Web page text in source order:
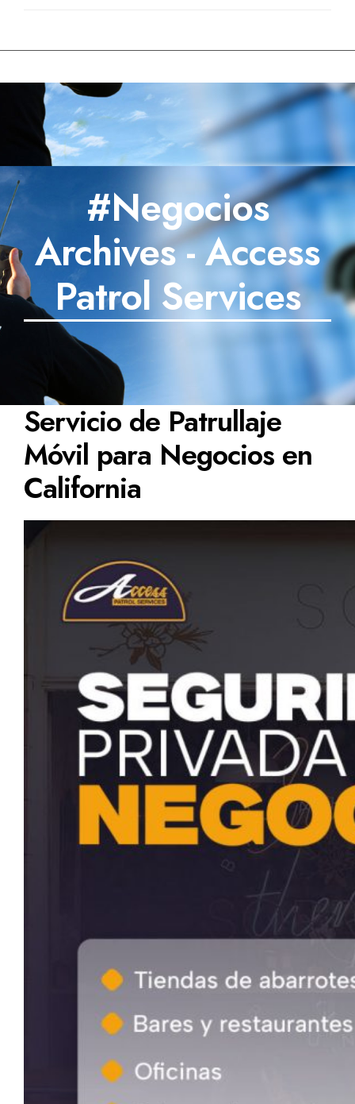
#Negocios
Archives - Access
Patrol Services
Servicio de Patrullaje
Móvil para Negocios en
California